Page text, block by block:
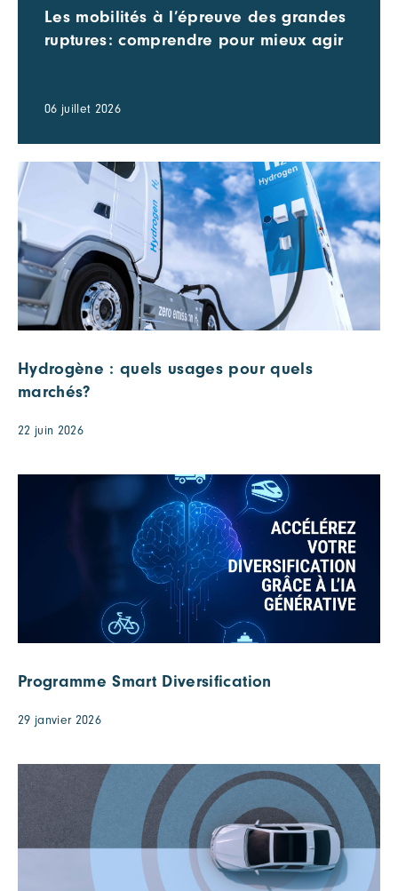
Les mobilités à l’épreuve des grandes
ruptures: comprendre pour mieux agir
06 juillet 2026
Hydrogène : quels usages pour quels
marchés?
22 juin 2026
Programme Smart Diversification
29 janvier 2026